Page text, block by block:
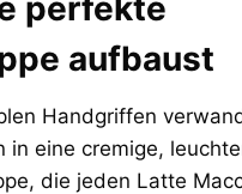
aufbaust
Handgriffen
in eine cremige,
die jeden Latte